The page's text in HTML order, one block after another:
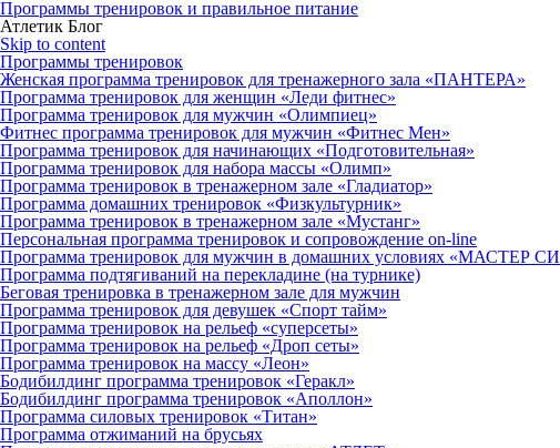
Программы тренировок и правильное питание
Атлетик Блог
Skip to content
Программы тренировок
Женская программа тренировок для тренажерного зала «ПАНТЕРА»
Программа тренировок для женщин «Леди фитнес»
Программа тренировок для мужчин «Олимпиец»
Фитнес программа тренировок для мужчин «Фитнес Мен»
Программа тренировок для начинающих «Подготовительная»
Программа тренировок для набора массы «Олимп»
Программа тренировок в тренажерном зале «Гладиатор»
Программа домашних тренировок «Физкультурник»
Программа тренировок в тренажерном зале «Мустанг»
Персональная программа тренировок и сопровождение on-line
Программа тренировок для мужчин в домашних условиях «МАСТЕР
Программа подтягиваний на перекладине (на турнике)
Беговая тренировка в тренажерном зале для мужчин
Программа тренировок для девушек «Спорт тайм»
Программа тренировок на рельеф «суперсеты»
Программа тренировок на рельеф «Дроп сеты»
Программа тренировок на массу «Леон»
Бодибилдинг программа тренировок «Геракл»
Бодибилдинг программа тренировок «Аполлон»
Программа силовых тренировок «Титан»
Программа отжиманий на брусьях